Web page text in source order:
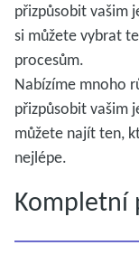
přizpůsobit vašim
si můžete vybrat
procesům.
Nabízíme mnoho
přizpůsobit vašim
můžete najít ten,
nejlépe.
Kompletní